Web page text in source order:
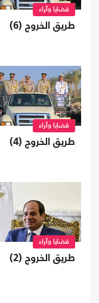
قضايا وآراء
طريق الخروج (6)
قضايا وآراء
طريق الخروج (4)
قضايا وآراء
طريق الخروج (2)